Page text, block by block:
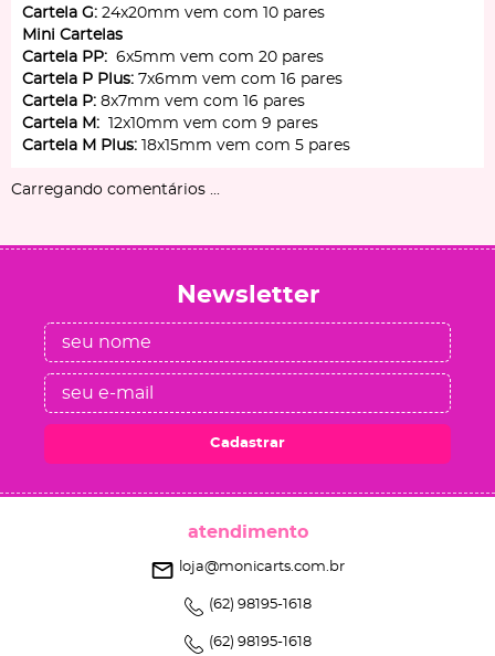
Cartela G: 24x20mm vem com 10 pares
Mini Cartelas
Cartela PP: 6x5mm vem com 20 pares
Cartela P Plus: 7x6mm vem com 16 pares
Cartela P: 8x7mm vem com 16 pares
Cartela M: 12x10mm vem com 9 pares
Cartela M Plus: 18x15mm vem com 5 pares
Carregando comentários ...
Newsletter
Cadastrar
atendimento
(62) 98195-1618
(62) 98195-1618
loja@monicarts.com.br